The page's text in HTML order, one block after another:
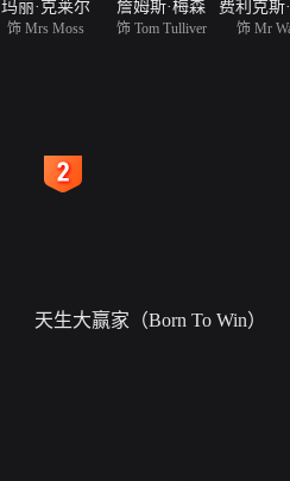
玛丽·克莱尔
饰 Mrs Moss
詹姆斯·梅森
饰 Tom Tulliver 饰 Mr
天生大赢家（Born To Win）